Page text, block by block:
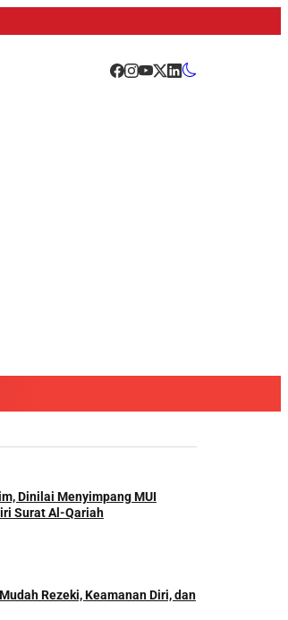
Dinilai Menyimpang MUI
Surat Al-Qariah
Rezeki, Keamanan Diri, dan